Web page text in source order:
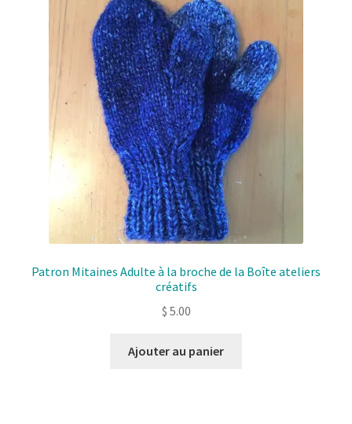
Patron Mitaines Adulte à la broche de la Boîte ateliers
créatifs
$ 5.00
Ajouter au panier